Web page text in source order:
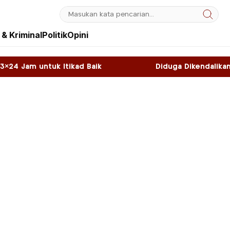
KriminalPolitikOpini
Baik Diduga Dikendalikan WNA, Sky Game di